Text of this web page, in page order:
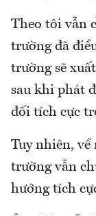
Theo tôi vẫn
trường đã
trường sẽ
sau khi phát
đối tích cực
Tuy nhiên,
trường vẫn
hướng tích